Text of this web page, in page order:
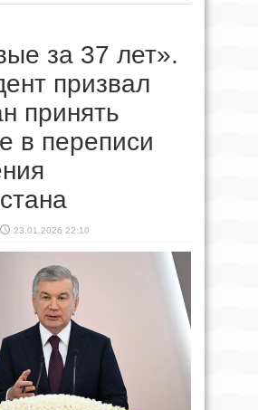
за 37 лет».
призвал
принять
в переписи
23.01.2026 22:10